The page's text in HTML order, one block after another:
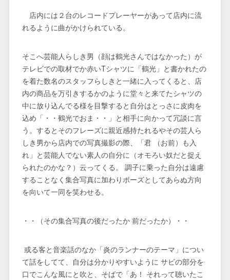
店内には２台のレコードプレーヤーがあって店内に流
れるように曲がかけられている。
そこへ芸能人らしき男（顔は鶴光さんではなかった）が
テレビでの取材でか赤いTシャツに「鶴光」と書かれたの
を着た数名のスタッフらしきと一緒に入ってくると、店
内の商品を万引きするかのように堂々と来てたシャツの
中に放り込んでる様を目撃すると自分はとっさに皮肉を
込め「・・鶴光でおま・・」と相手に向かって冗談に言
う。するとそのフレーズに親近感持たれるやその芸人ら
しき男から店内での写真撮影の際、「君 （お前）も入
れ」と芸能人でない素人の自分に（オモろい奴だと捉え
られたのかな？）云ってくる。 調子に乗った自分は遠慮
することなく集合写真に加わりポーズとしてあらぬ方向
を向いて一同を笑わせる。
・・（その集合写真の後だったか 前だったか）・・
或る客と音楽話のなか「炎のランナーのテーマ」につい
て話をしてて、自分は分かりやすいように サビの部分を
口でこんな風にと吹と、そばで「あ！ それって聴いたこ